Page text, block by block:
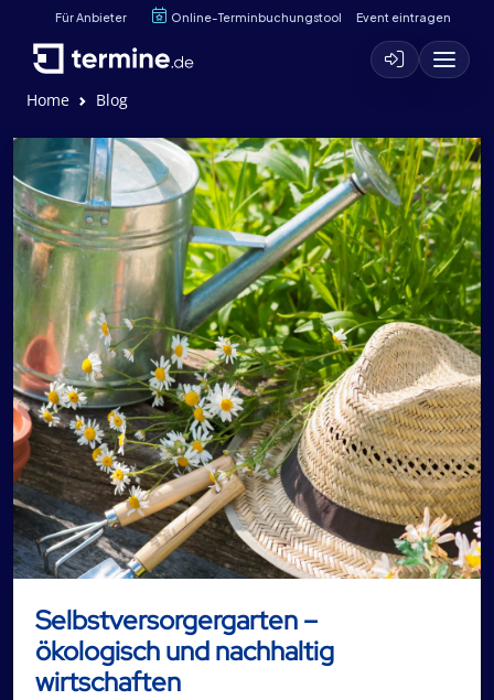
Für Anbieter Online-Terminbuchungstool Event eintragen
Home Blog
Selbstversorgergarten –
ökologisch und nachhaltig
wirtschaften